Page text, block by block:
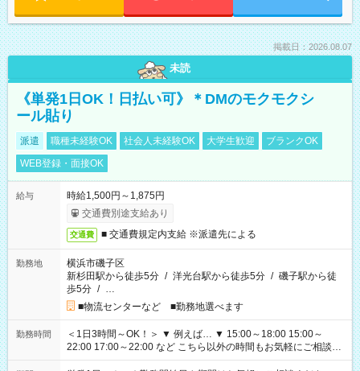
掲載日：2026.08.07
未読
《単発1日OK！日払い可》＊DMのモクモクシ
ール貼り
派遣 職種未経験OK 社会人未経験OK 大学生歓迎
ブランクOK
WEB登録・面接OK
給与
時給1,500円～1,875円
交通費別途支給あり
交通費 ■ 交通費規定内支給 ※派遣先による
勤務地
横浜市磯子区
新杉田駅から徒歩5分 / 洋光台駅から徒歩5分 / 磯子駅から徒
歩5分 / …
■物流センターなど ■勤務地選べます
勤務時間
＜1日3時間～OK！＞ ▼ 例えば… ▼ 15:00～18:00 15:00～
22:00 17:00～22:00 など こちら以外の時間もお気軽にご相談く
ださい！